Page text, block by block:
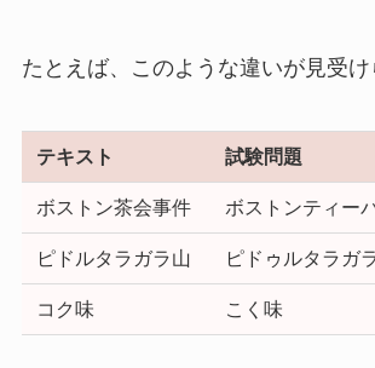
たとえば、このような違いが見受け
テキスト 試験問題
ボストン茶会事件 ボストンティー
ピドルタラガラ山 ピドゥルタラガ
コク味 こく味